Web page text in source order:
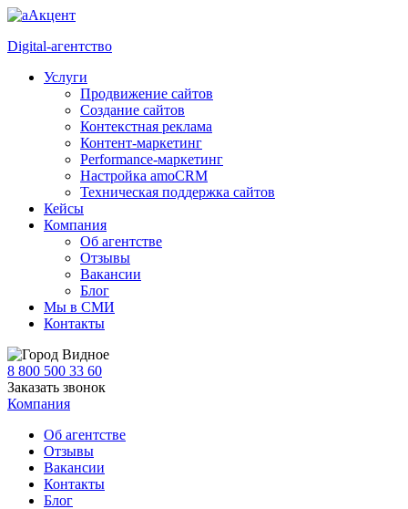
Digital-агентство
Услуги
Продвижение сайтов
Создание сайтов
Контекстная реклама
Контент-маркетинг
Performance-маркетинг
Настройка amoCRM
Техническая поддержка сайтов
Кейсы
Компания
Об агентстве
Отзывы
Вакансии
Блог
Мы в СМИ
Контакты
Видное
8 800 500 33 60
Заказать звонок
Компания
Об агентстве
Отзывы
Вакансии
Контакты
Блог